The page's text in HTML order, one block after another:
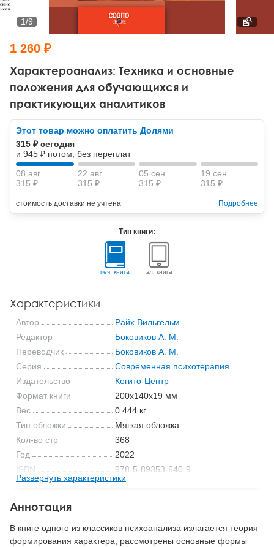
Тревожные расстройства, панические атаки
Другие направления психотерапии
Классический, эриксоновский гипноз и НЛП
НЛП
Психология труда и эргономика
Социальная психология
Социальная и организационная психология
Классический и юнгианский психоанализ
Характероанализ: Техника и основные
положения для обучающихся и
практикующих аналитиков
1/9
1 260 ₽
Этот товар можно оплатить Долями
315 ₽ сегодня
и 945 ₽ потом, без переплат
08 авг
315 ₽
22 авг
315 ₽
05 сен
315 ₽
19 сен
315 ₽
стоимость доставки не учтена Подробнее
Тип книги:
печ. книга эл. книга
Характеристики
Автор
Райх Вильгельм
Редактор
Боковиков А. М.
Переводчик
Боковиков А. М.
Серия
Современная психотерапия
Издательство
Когито-Центр
Формат книги
200x140x19 мм
Вес
0.444 кг
Тип обложки
Мягкая обложка
Кол-во стр
368
Год
2022
ISBN
978-5-89353-640-9
Код
14338
Развернуть характеристики
Аннотация
В книге одного из классиков психоанализа излагается теория
формирования характера, рассмотрены основные формы